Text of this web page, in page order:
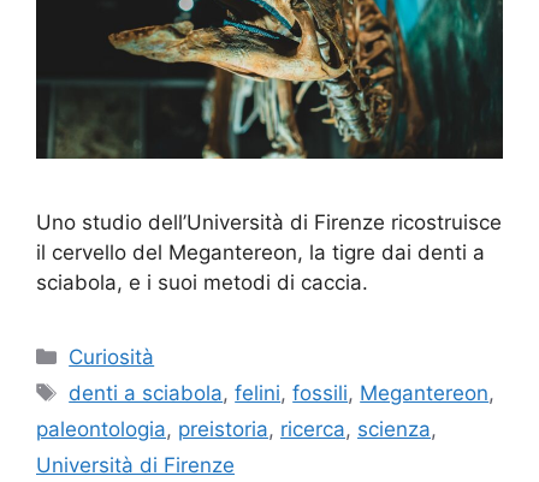
Uno studio dell’Università di Firenze ricostruisce
il cervello del Megantereon, la tigre dai denti a
sciabola, e i suoi metodi di caccia.
Categorie
Curiosità
Tag
denti a sciabola,felini,fossili, Megantereon,
paleontologia, preistoria, ricerca, scienza,
Università di Firenze